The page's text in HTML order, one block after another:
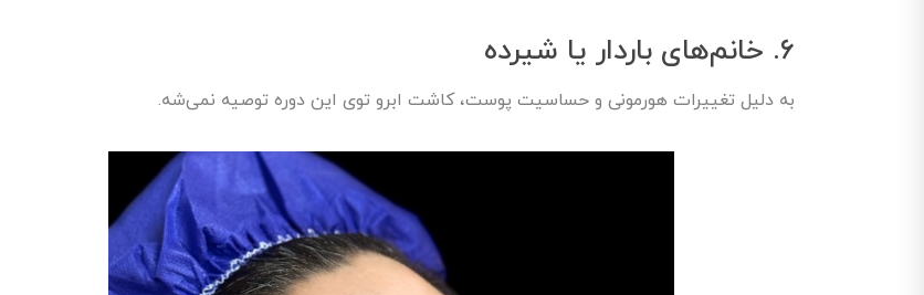
۶. خانم‌های باردار یا شیرده
به دلیل تغییرات هورمونی و حساسیت پوست، کاشت ابرو توی این دوره توصیه نمی‌شه.